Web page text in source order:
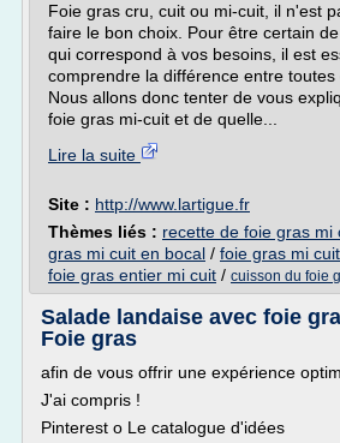
Foie gras cru, cuit ou mi-cuit, il n'est
faire le bon choix. Pour être certain
qui correspond à vos besoins, il est
comprendre la différence entre toutes
Nous allons donc tenter de vous
foie gras mi-cuit et de quelle...
Lire la suite
Site : http://www.lartigue.fr
Thèmes liés : recette de foie gras mi
gras mi cuit en bocal / foie gras mi
foie gras entier mi cuit / cuisson du foie
Salade landaise avec foie
Foie gras
afin de vous offrir une expérience
J'ai compris !
Pinterest o Le catalogue d'idées